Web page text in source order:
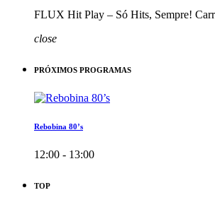
FLUX Hit Play – Só Hits, Sempre!
close
PRÓXIMOS PROGRAMAS
Rebobina 80’s
12:00 - 13:00
TOP